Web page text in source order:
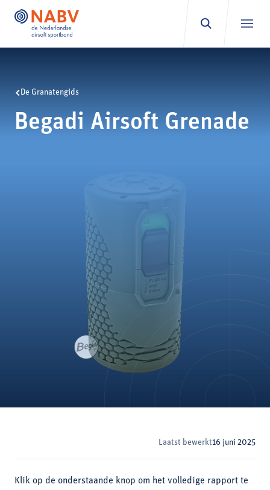
De Granatengids
Begadi Airsoft Grenade
Laatst bewerkt16 juni 2025
Klik op de onderstaande knop om het volledige rapport te